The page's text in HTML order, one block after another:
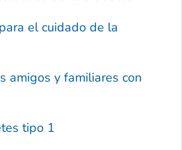
el cuidado de la
amigos y familiares con
tipo 1